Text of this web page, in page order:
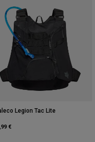
Legion Tac Lite
€